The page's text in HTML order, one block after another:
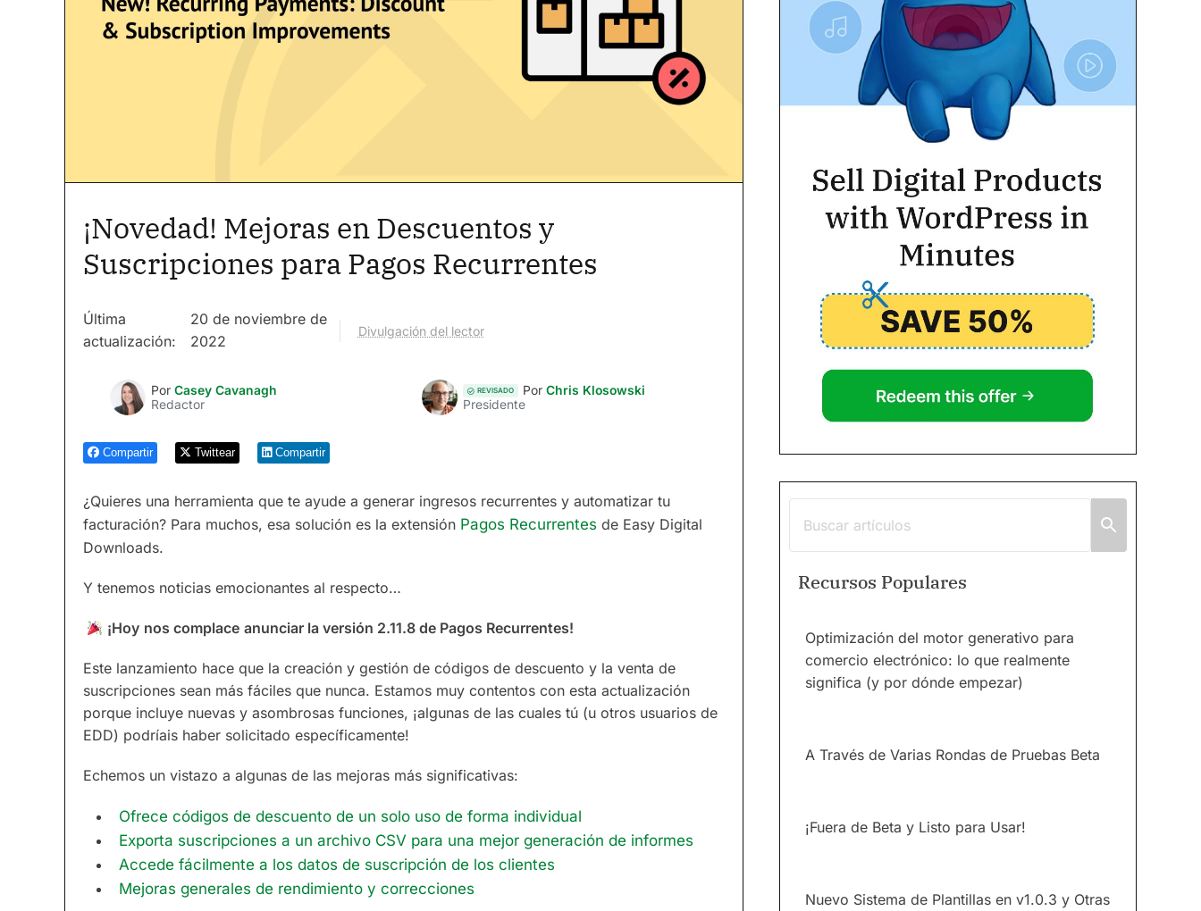
¡Novedad! Mejoras en Descuentos y
Suscripciones para Pagos Recurrentes
Última
actualización:
20 de noviembre de
2022
Divulgación del lector
Por Casey Cavanagh
Redactor
REVISADO Por Chris Klosowski
Presidente
Compartir Twittear Compartir
¿Quieres una herramienta que te ayude a generar ingresos recurrentes y automatizar tu
facturación? Para muchos, esa solución es la extensión Pagos Recurrentes de Easy Digital
Downloads.
Y tenemos noticias emocionantes al respecto…
¡Hoy nos complace anunciar la versión 2.11.8 de Pagos Recurrentes!
Este lanzamiento hace que la creación y gestión de códigos de descuento y la venta de
suscripciones sean más fáciles que nunca. Estamos muy contentos con esta actualización
porque incluye nuevas y asombrosas funciones, ¡algunas de las cuales tú (u otros usuarios de
EDD) podríais haber solicitado específicamente!
Echemos un vistazo a algunas de las mejoras más significativas:
Ofrece códigos de descuento de un solo uso de forma individual
Exporta suscripciones a un archivo CSV para una mejor generación de informes
Accede fácilmente a los datos de suscripción de los clientes
Mejoras generales de rendimiento y correcciones
Recursos Populares
Optimización del motor generativo para
comercio electrónico: lo que realmente
significa (y por dónde empezar)
A Través de Varias Rondas de Pruebas Beta
¡Fuera de Beta y Listo para Usar!
Nuevo Sistema de Plantillas en v1.0.3 y Otras